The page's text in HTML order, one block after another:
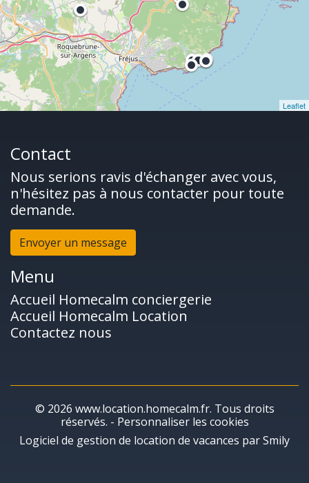
Leaflet
Contact
Nous serions ravis d'échanger avec vous,
n'hésitez pas à nous contacter pour toute
demande.
Envoyer un message
Menu
Accueil Homecalm conciergerie
Accueil Homecalm Location
Contactez nous
© 2026 www.location.homecalm.fr. Tous droits
réservés. - Personnaliser les cookies
Logiciel de gestion de location de vacances par Smily